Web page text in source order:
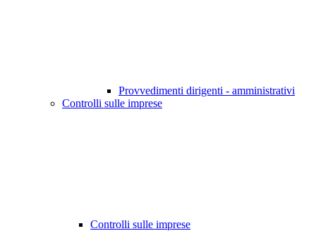
Provvedimenti dirigenti - amministrativi
Controlli sulle imprese
Controlli sulle imprese